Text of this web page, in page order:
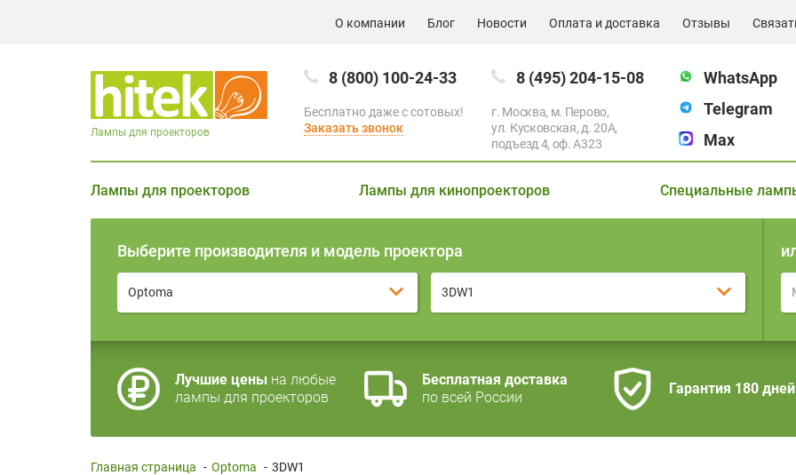
О компании Блог Новости Оплата и доставка Отзывы
8 (800) 100-24-33
Бесплатно даже с сотовых!
Заказать звонок
8 (495) 204-15-08
г. Москва, м. Перово,
ул. Кусковская, д. 20А,
подъезд 4, оф. A323
WhatsApp
Telegram
Max
Лампы для проекторов
Лампы для проекторов Лампы для кинопроекторов Специальные
Выберите производителя и модель проектора
Optoma 3DW1
Лучшие цены на любые
лампы для проекторов
Бесплатная доставка
по всей России
Гарантия 180 дней
Главная страница - Optoma - 3DW1